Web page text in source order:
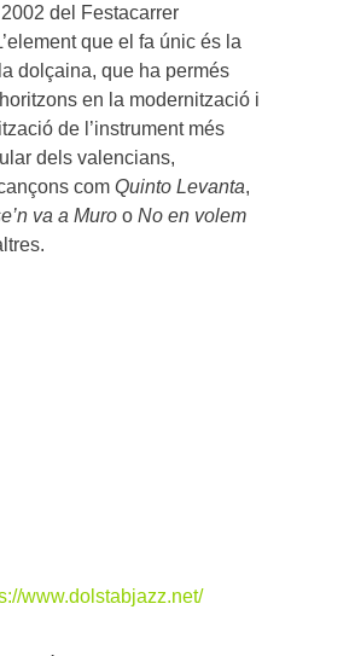
2002 del Festacarrer
que el fa únic és la
dolçaina, que ha permés
en la modernització i
de l’instrument més
dels valencians,
com Quinto Levanta,
va a Muro o No en volem
www.dolstabjazz.net/